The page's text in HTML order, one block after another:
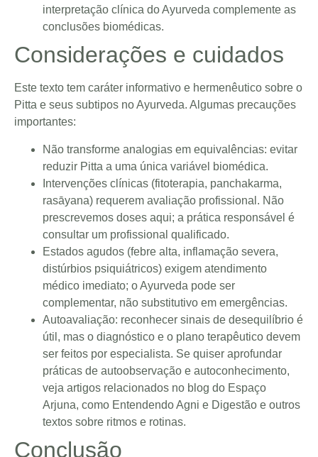
interpretação clínica do Ayurveda complemente as
conclusões biomédicas.
Considerações e cuidados
Este texto tem caráter informativo e hermenêutico sobre o
Pitta e seus subtipos no Ayurveda. Algumas precauções
importantes:
Não transforme analogias em equivalências: evitar
reduzir Pitta a uma única variável biomédica.
Intervenções clínicas (fitoterapia, panchakarma,
rasāyana) requerem avaliação profissional. Não
prescrevemos doses aqui; a prática responsável é
consultar um profissional qualificado.
Estados agudos (febre alta, inflamação severa,
distúrbios psiquiátricos) exigem atendimento
médico imediato; o Ayurveda pode ser
complementar, não substitutivo em emergências.
Autoavaliação: reconhecer sinais de desequilíbrio é
útil, mas o diagnóstico e o plano terapêutico devem
ser feitos por especialista. Se quiser aprofundar
práticas de autoobservação e autoconhecimento,
veja artigos relacionados no blog do Espaço
Arjuna, como Entendendo Agni e Digestão e outros
textos sobre ritmos e rotinas.
Conclusão